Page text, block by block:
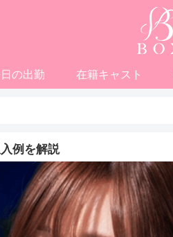
の出勤 在籍キャスト
例を解説